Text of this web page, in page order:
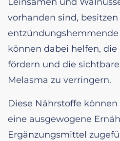
vorhanden sind, besitzen
entzündungshemmende
können dabei helfen,
fördern und die
Melasma zu verringern.
Diese Nährstoffe
eine ausgewogene
Ergänzungsmittel